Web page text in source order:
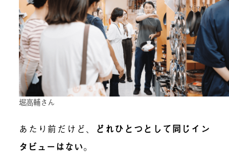
堀高輔さん
あたり前だけど、
どれひとつとして同じイン
タビューはない。